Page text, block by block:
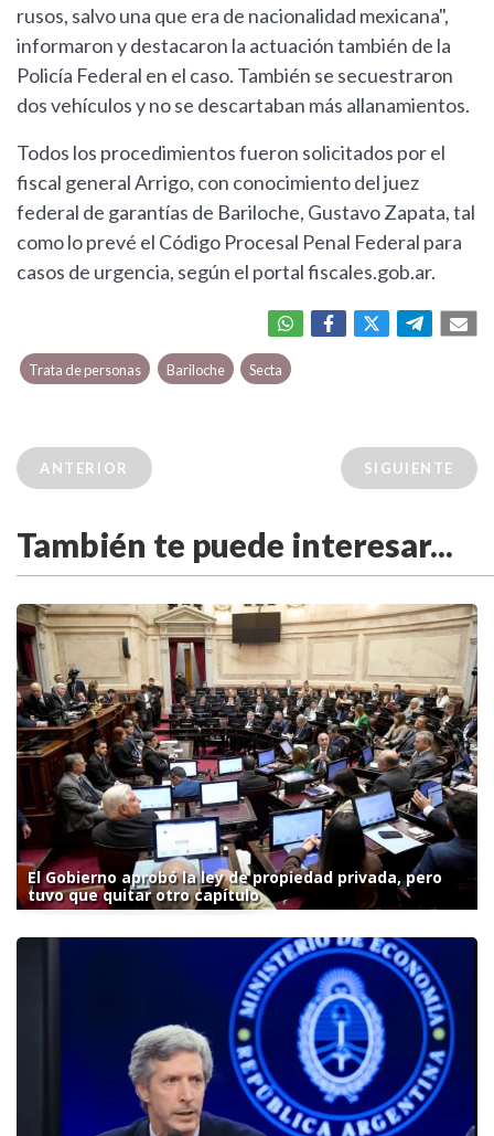
rusos, salvo una que era de nacionalidad mexicana",
informaron y destacaron la actuación también de la
Policía Federal en el caso. También se secuestraron
dos vehículos y no se descartaban más allanamientos.
Todos los procedimientos fueron solicitados por el
fiscal general Arrigo, con conocimiento del juez
federal de garantías de Bariloche, Gustavo Zapata, tal
como lo prevé el Código Procesal Penal Federal para
casos de urgencia, según el portal fiscales.gob.ar.
Trata de personas Bariloche Secta
ANTERIOR SIGUIENTE
También te puede interesar...
El Gobierno aprobó la ley de propiedad privada, pero
tuvo que quitar otro capítulo